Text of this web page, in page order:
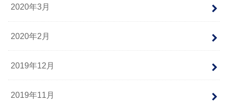
2020年3月
2020年2月
2019年12月
2019年11月